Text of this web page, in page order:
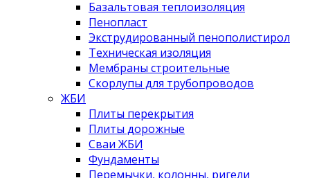
Базальтовая теплоизоляция
Пенопласт
Экструдированный пенополистирол
Техническая изоляция
Мембраны строительные
Скорлупы для трубопроводов
ЖБИ
Плиты перекрытия
Плиты дорожные
Сваи ЖБИ
Фундаменты
Перемычки, колонны, ригели